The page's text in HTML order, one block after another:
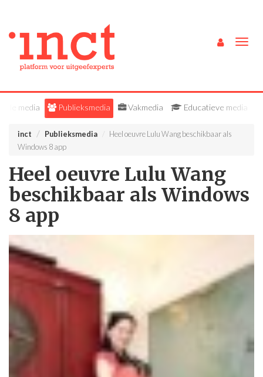
Alle media Publieksmedia Vakmedia Educatieve media
inct Publieksmedia
Heel oeuvre Lulu Wang beschikbaar als
Windows 8 app
Heel oeuvre Lulu Wang
beschikbaar als Windows
8 app